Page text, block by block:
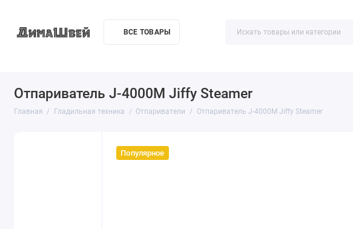
ВСЕ ТОВАРЫ
Отпариватель J-4000M Jiffy Steamer
Главная Гладильная техника Отпариватели Отпариватель J-4000M Jiffy Steamer
Популярное